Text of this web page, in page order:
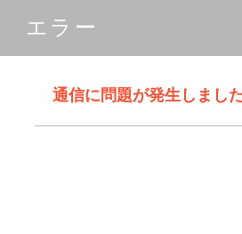
エラー
通信に問題が発生しまし